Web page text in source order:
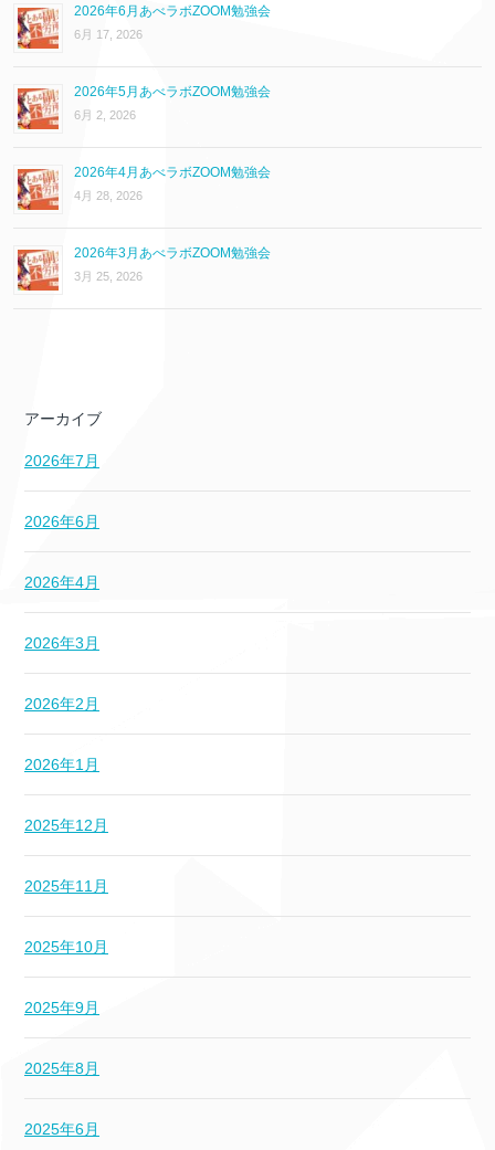
2026年6月あべラボZOOM勉強会
6月 17, 2026
2026年5月あべラボZOOM勉強会
6月 2, 2026
2026年4月あべラボZOOM勉強会
4月 28, 2026
2026年3月あべラボZOOM勉強会
3月 25, 2026
アーカイブ
2026年7月
2026年6月
2026年4月
2026年3月
2026年2月
2026年1月
2025年12月
2025年11月
2025年10月
2025年9月
2025年8月
2025年6月